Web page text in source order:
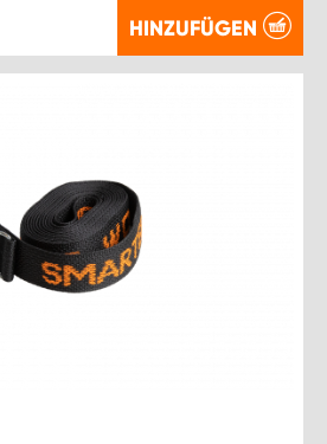
HINZUFÜGEN